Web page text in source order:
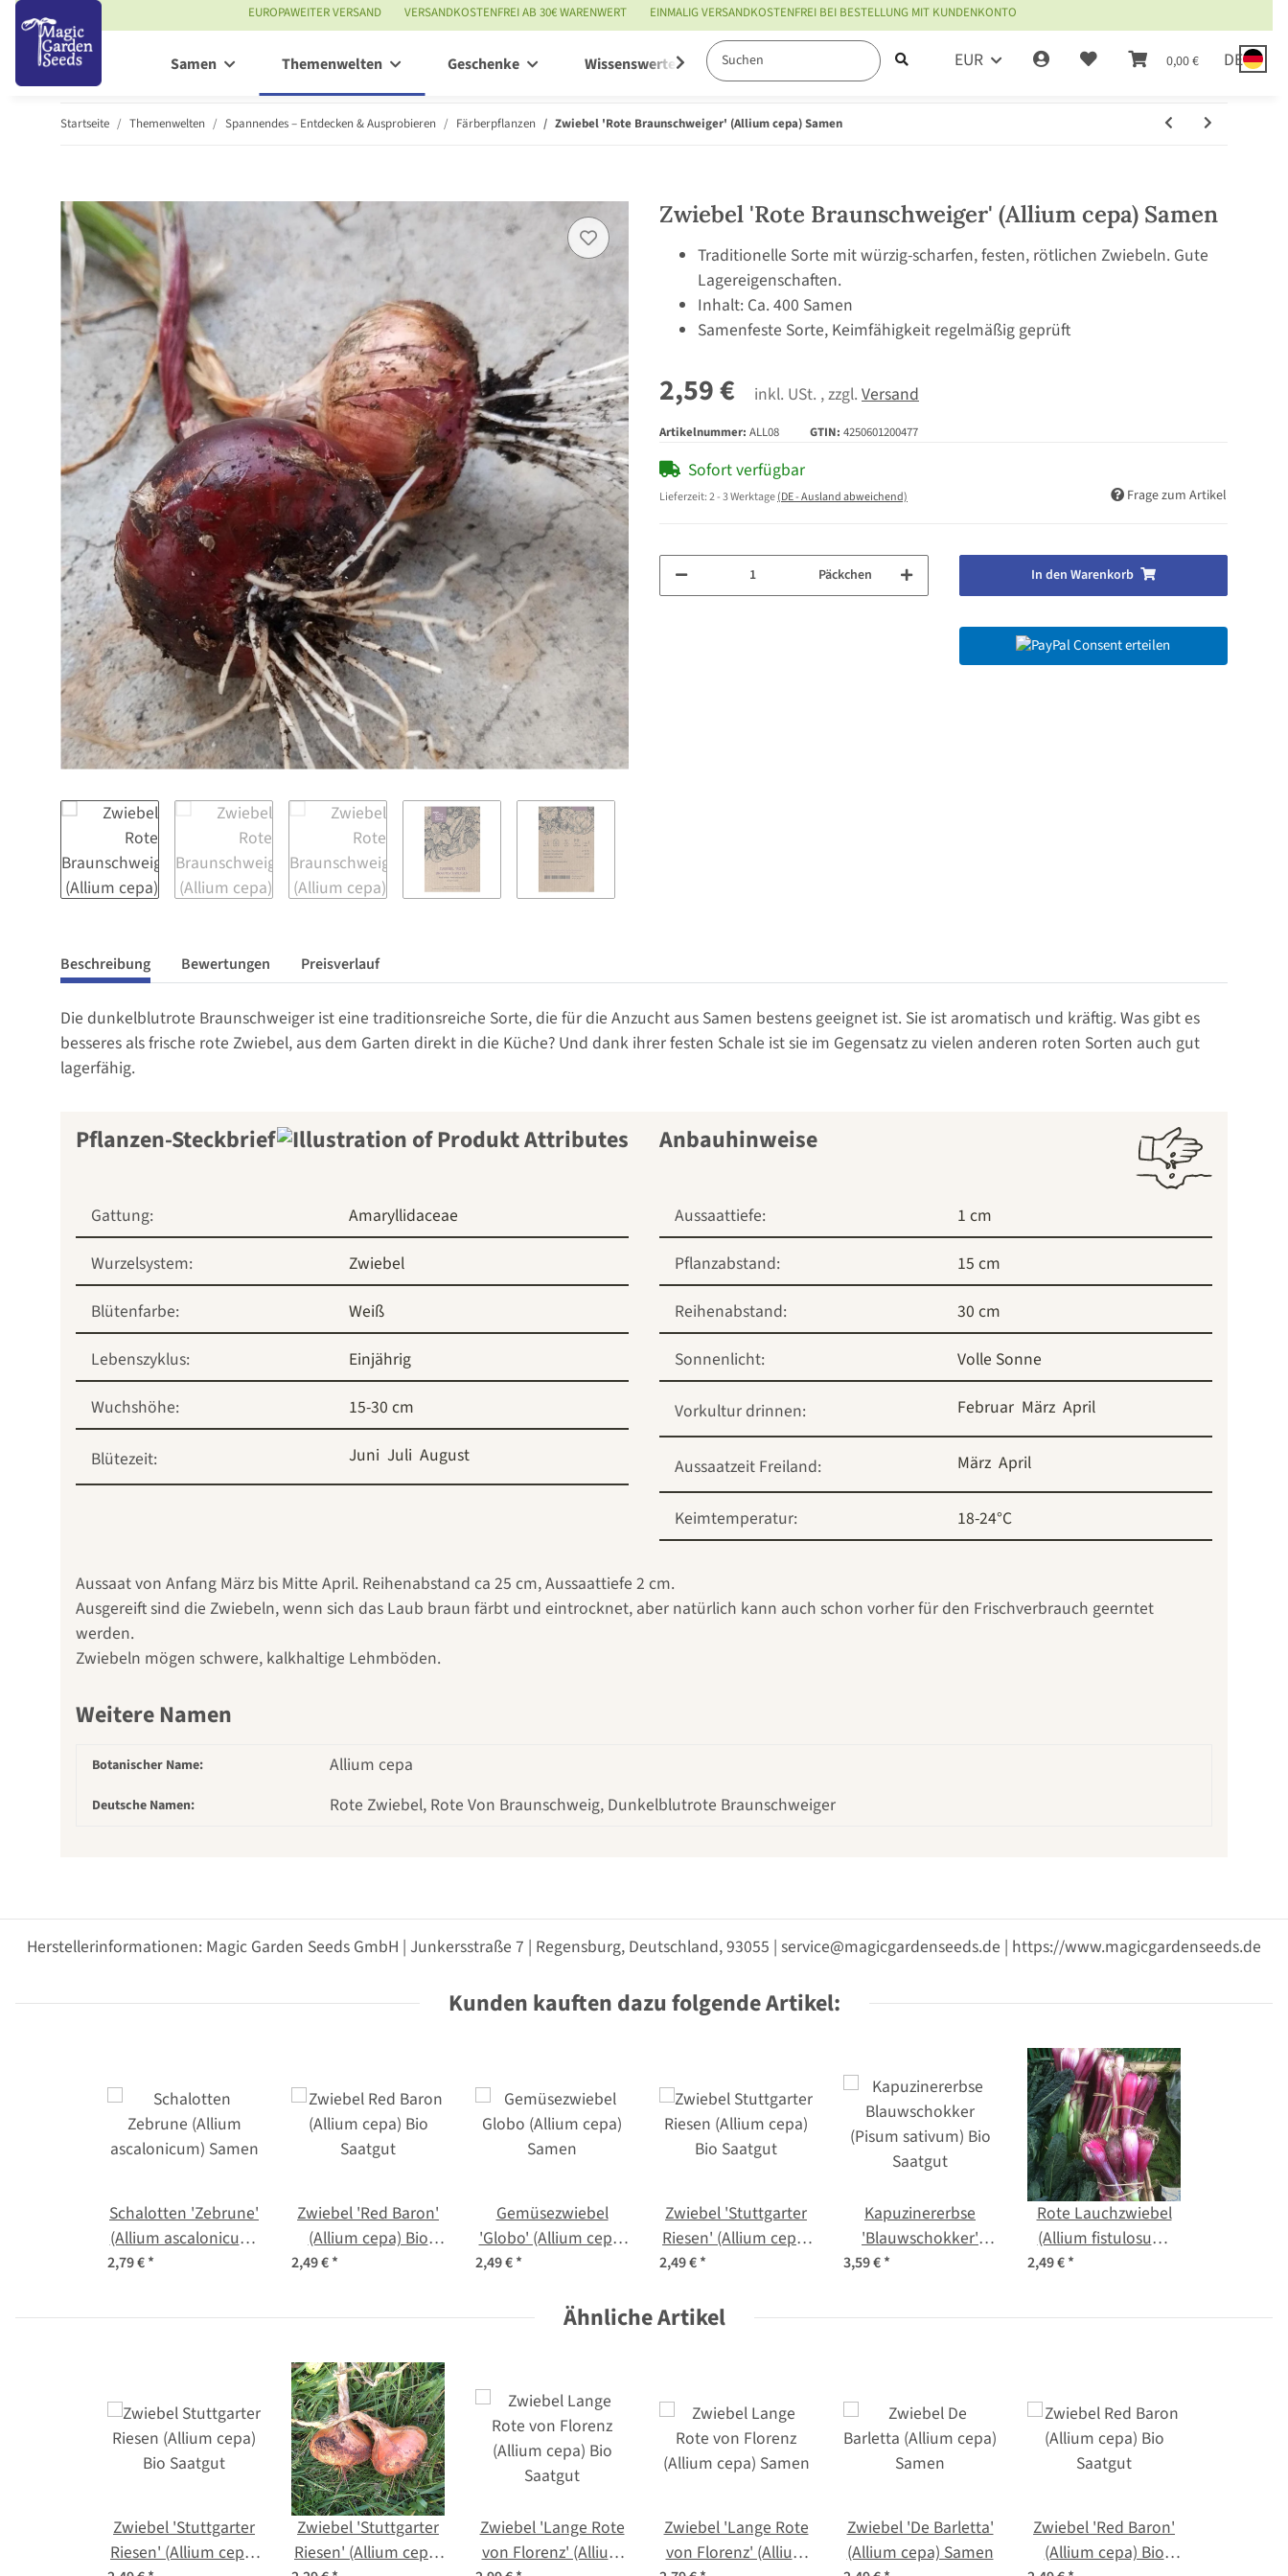
EUROPAWEITER VERSAND VERSANDKOSTENFREI AB 30€ WARENWERT EINMALIG VERSANDKOSTENFREI BEI BESTELLUNG MIT KUNDENKONTO
EUR 0,00 € DE
Samen Themenwelten Geschenke Wissenswertes Service
Startseite Themenwelten Spannendes – Entdecken & Ausprobieren Färberpflanzen Zwiebel 'Rote Braunschweiger' (Allium cepa) Samen
Zwiebel 'Rote Braunschweiger' (Allium cepa) Samen
Traditionelle Sorte mit würzig-scharfen, festen, rötlichen Zwiebeln. Gute
Lagereigenschaften.
Inhalt: Ca. 400 Samen
Samenfeste Sorte, Keimfähigkeit regelmäßig geprüft
2,59 € inkl. USt. , zzgl. Versand
Artikelnummer: ALL08 GTIN: 4250601200477
Sofort verfügbar
Lieferzeit:2 - 3 Werktage(DE - Ausland abweichend) Frage zum Artikel
Päckchen In den Warenkorb
Consent erteilen
Beschreibung Bewertungen Preisverlauf
Die dunkelblutrote Braunschweiger ist eine traditionsreiche Sorte, die für die Anzucht aus Samen bestens geeignet ist. Sie ist aromatisch und kräftig. Was gibt es
besseres als frische rote Zwiebel, aus dem Garten direkt in die Küche? Und dank ihrer festen Schale ist sie im Gegensatz zu vielen anderen roten Sorten auch gut
lagerfähig.
Pflanzen-Steckbrief
Gattung:
Amaryllidaceae
Wurzelsystem:
Zwiebel
Blütenfarbe:
Weiß
Lebenszyklus:
Einjährig
Wuchshöhe:
15-30 cm
Blütezeit: Juni Juli August
Anbauhinweise
Aussaattiefe:
1 cm
Pflanzabstand:
15 cm
Reihenabstand:
30 cm
Sonnenlicht:
Volle Sonne
Vorkultur drinnen: Februar März April
Aussaatzeit Freiland: März April
Keimtemperatur: 18-24°C
Aussaat von Anfang März bis Mitte April. Reihenabstand ca 25 cm, Aussaattiefe 2 cm.
Ausgereift sind die Zwiebeln, wenn sich das Laub braun färbt und eintrocknet, aber natürlich kann auch schon vorher für den Frischverbrauch geerntet
werden.
Zwiebeln mögen schwere, kalkhaltige Lehmböden.
Weitere Namen
Botanischer Name: Allium cepa
Deutsche Namen: Rote Zwiebel, Rote Von Braunschweig, Dunkelblutrote Braunschweiger
Herstellerinformationen: Magic Garden Seeds GmbH | Junkersstraße 7 | Regensburg, Deutschland, 93055 | service@magicgardenseeds.de | https://www.magicgardenseeds.de
Kunden kauften dazu folgende Artikel:
Schalotten 'Zebrune'
(Allium ascalonicum)
2,79 €*
Zwiebel 'Red Baron'
(Allium cepa) Bio
2,49 €*
Gemüsezwiebel
'Globo' (Allium cepa)
2,49 €*
Zwiebel 'Stuttgarter
Riesen' (Allium cepa)
Bio Saatgut
2,49 €*
Kapuzinererbse
'Blauwschokker'
(Pisum sativum) Bio
3,59 €*
Rote Lauchzwiebel
(Allium fistulosum)
2,49 €*
Ähnliche Artikel
Zwiebel 'Stuttgarter
Riesen' (Allium cepa)
Zwiebel 'Stuttgarter
Riesen' (Allium cepa)
Zwiebel 'Lange Rote
von Florenz' (Allium
Zwiebel 'Lange Rote
von Florenz' (Allium
Zwiebel 'De Barletta'
(Allium cepa) Samen
Zwiebel 'Red Baron'
(Allium cepa) Bio